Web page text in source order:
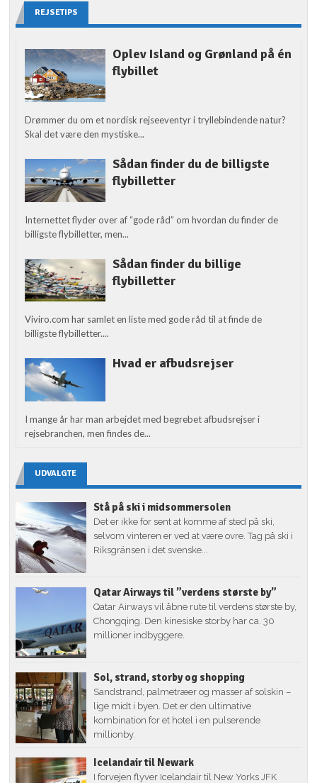
REJSETIPS
Oplev Island og Grønland på én
flybillet
Drømmer du om et nordisk rejseeventyr i tryllebindende natur?
Skal det være den mystiske...
Sådan finder du de billigste
flybilletter
Internettet flyder over af “gode råd” om hvordan du finder de
billigste flybilletter, men...
Sådan finder du billige
flybilletter
Viviro.com har samlet en liste med gode råd til at finde de
billigste flybilletter....
Hvad er afbudsrejser
I mange år har man arbejdet med begrebet afbudsrejser i
rejsebranchen, men findes de...
UDVALGTE
Stå på ski i midsommersolen
Det er ikke for sent at komme af sted på ski,
selvom vinteren er ved at være ovre. Tag på ski i
Riksgränsen i det svenske...
Qatar Airways til ”verdens største by”
Qatar Airways vil åbne rute til verdens største by,
Chongqing. Den kinesiske storby har ca. 30
millioner indbyggere.
Sol, strand, storby og shopping
Sandstrand, palmetræer og masser af solskin –
lige midt i byen. Det er den ultimative
kombination for et hotel i en pulserende
millionby.
Icelandair til Newark
I forvejen flyver Icelandair til New Yorks JFK